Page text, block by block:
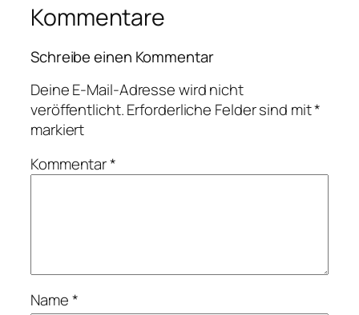
Kommentare
Schreibe einen Kommentar
Deine E-Mail-Adresse wird nicht
veröffentlicht.Erforderliche Felder sind mit*
markiert
Kommentar*
Name*